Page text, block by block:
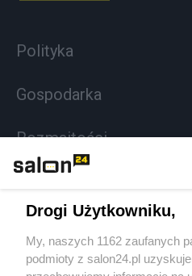
Polityka
Gospodarka
Rozmaitości
Sport
Społeczeństwo
Drogi Użytkowniku,
My, naszych 1162 zaufanych
podmioty z salon24.pl